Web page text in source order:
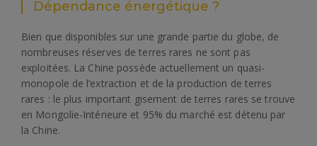
Dépendance énergétique ?
Bien que disponibles sur une grande partie du globe, de
nombreuses réserves de terres rares ne sont pas
exploitées. La Chine possède actuellement un quasi-
monopole de l’extraction et de la production de terres
rares : le plus important gisement de terres rares se trouve
en Mongolie-Intérieure et 95% du marché est détenu par
la Chine.